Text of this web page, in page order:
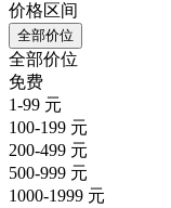
价格区间
全部价位
全部价位
免费
1-99 元
100-199 元
200-499 元
500-999 元
1000-1999 元